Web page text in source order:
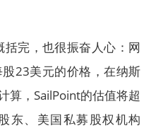
完，也很振奋人心：网
23美元的价格，在纳斯
算，SailPoint的估值将超
东、美国私募股权机构